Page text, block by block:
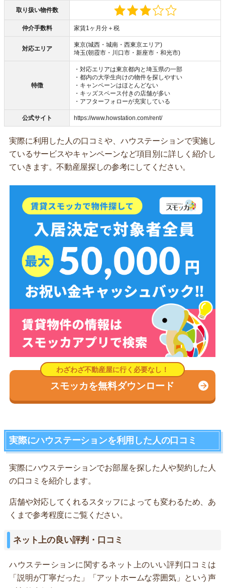
取り扱い物件数
仲介手数料 家賃1ヶ月分＋税
対応エリア
東京(城西・城南・西東京エリア)
埼玉(朝霞市・川口市・新座市・和光市)
特徴
・対応エリアは東京都内と埼玉県の一部
・都内の大学生向けの物件を探しやすい
・キャンペーンはほとんどない
・キッズスペース付きの店舗が多い
・アフターフォローが充実している
公式サイト https://www.howstation.com/rent/
実際に利用した人の口コミや、ハウステーションで実施し
ているサービスやキャンペーンなど項目別に詳しく紹介し
ていきます。不動産屋探しの参考にしてください。
スモッカを無料ダウンロード
実際にハウステーションを利用した人の口コミ
実際にハウステーションでお部屋を探した人や契約した人
の口コミを紹介します。
店舗や対応してくれるスタッフによっても変わるため、あ
くまで参考程度にご覧ください。
ネット上の良い評判・口コミ
ハウステーションに関するネット上のいい評判口コミは
「説明が丁寧だった」「アットホームな雰囲気」という声